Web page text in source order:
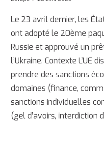
Le 23 avril dernier, les
ont adopté le 20ème
Russie et approuvé un
l’Ukraine. Contexte L’UE
prendre des sanctions
domaines (finance,
sanctions individuelles
(gel d’avoirs, interdiction